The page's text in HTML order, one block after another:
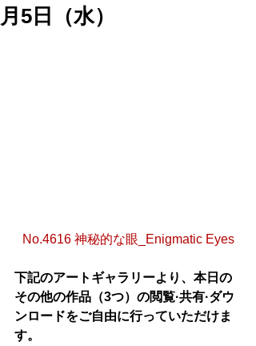
月5日（水）
No.4616 神秘的な眼_Enigmatic Eyes
下記のアートギャラリーより、本日の
その他の作品（3つ）の閲覧·共有·ダウ
ンロードをご自由に行っていただけま
す。